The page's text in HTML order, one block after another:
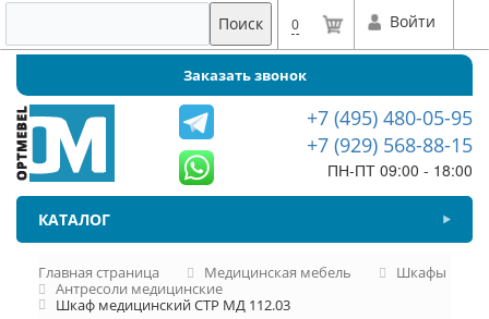
Поиск 0 Войти
Заказать звонок
+7 (495) 480-05-95
+7 (929) 568-88-15
ПН-ПТ 09:00 - 18:00
КАТАЛОГ
Главная страница Медицинская мебель
Шкафы
Антресоли медицинские
Шкаф медицинский СТР МД 112.03